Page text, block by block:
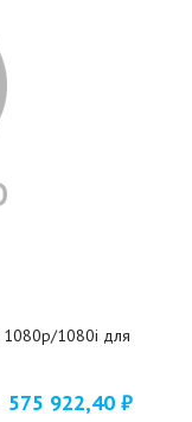
1080i для
575 922,40 ₽